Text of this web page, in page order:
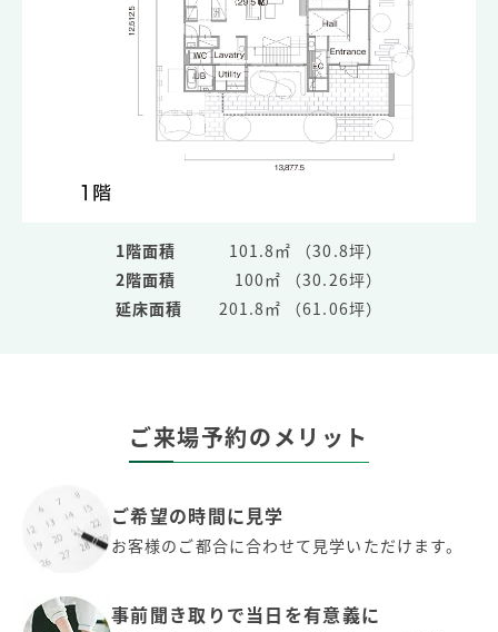
1階面積
101.8㎡ （30.8坪）
2階面積
100㎡ （30.26坪）
延床面積
201.8㎡ （61.06坪）
ご来場予約のメリット
ご希望の時間に見学
お客様のご都合に合わせて見学いただけます。
事前聞き取りで当日を有意義に